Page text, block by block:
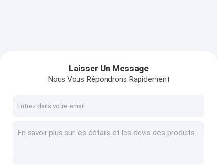
Laisser Un Message
Nous Vous Répondrons Rapidement